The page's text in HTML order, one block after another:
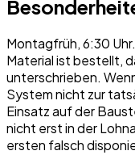
Montagfrüh, 6:30
Material ist bestellt,
unterschrieben.
System nicht zur
Einsatz auf der
nicht erst in der
ersten falsch